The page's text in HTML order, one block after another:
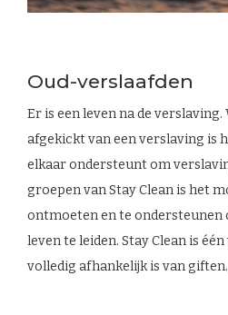
Oud-verslaafden
Er is een leven na de verslaving.
afgekickt van een verslaving is
elkaar ondersteunt om
groepen van Stay Clean is het
ontmoeten en te ondersteunen
leven te leiden. Stay Clean is
volledig afhankelijk is van giften.